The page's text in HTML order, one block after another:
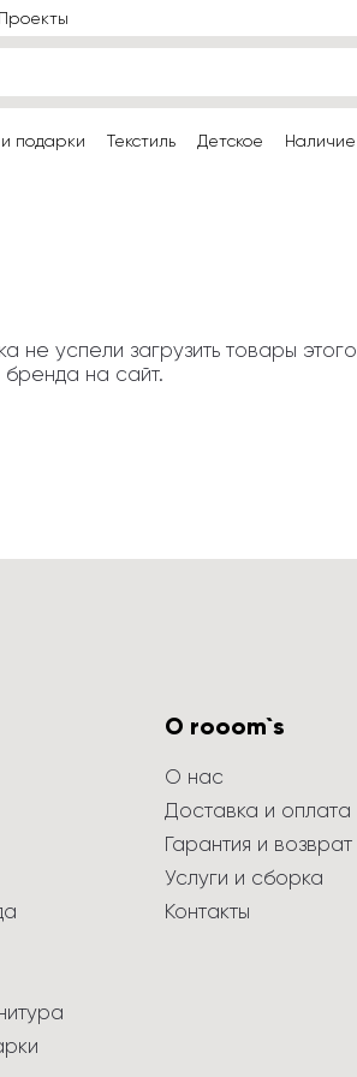
Проекты
подарки Текстиль Детское Наличие
не успели загрузить товары этого
бренда на сайт.
О rooom`s
О нас
Доставка и оплата
Гарантия и возврат
Услуги и сборка
Контакты